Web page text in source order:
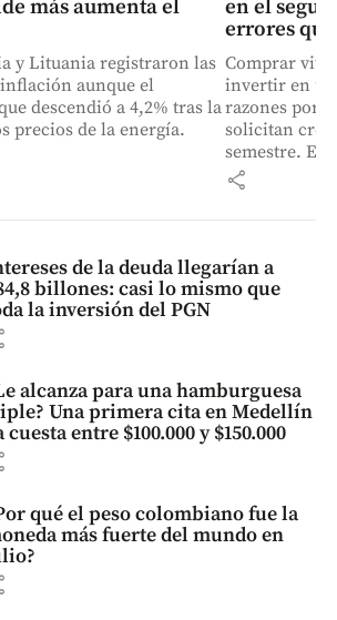
más aumenta el
y Lituania registraron las
aunque el
descendió a 4,2% tras la
precios de la energía.
en el
errores
Comprar
invertir en un
razones por
solicitan
semestre.
aspectos
deuda.
share
de la deuda llegarían a
billones: casi lo mismo que
la inversión del PGN
alcanza para una hamburguesa
Una primera cita en Medellín
cuesta entre $100.000 y $150.000
qué el peso colombiano fue la
más fuerte del mundo en